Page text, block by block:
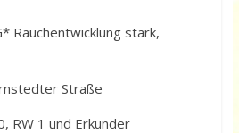
Rauchentwicklung stark,
Straße
RW 1 und Erkunder